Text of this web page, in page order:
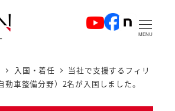
MENU
入国・着任
当社で支援するフィリ
動車整備分野）2名が入国しました。